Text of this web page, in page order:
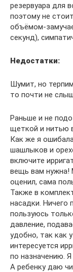
резервуара для
поэтому не
объёмом-
секунд),
Недостатки:
Шумит, но
то почти не
Раньше и не
щеткой и нитью
Как же я
шашлыков и
включите
вещь вам нужна!
оценил, сама
Также в
насадки. Ничего
пользуюсь
давление,
удобно, так как
интересуется
по назначению.
А ребенку даю